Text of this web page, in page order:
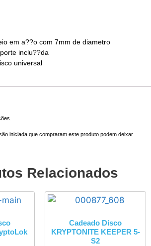
em a??o com 7mm de diametro
inclu??da
universal
iniciada que compraram este produto podem deixar
Relacionados
Cadeado Disco
KRYPTONITE KEEPER 5-
S2